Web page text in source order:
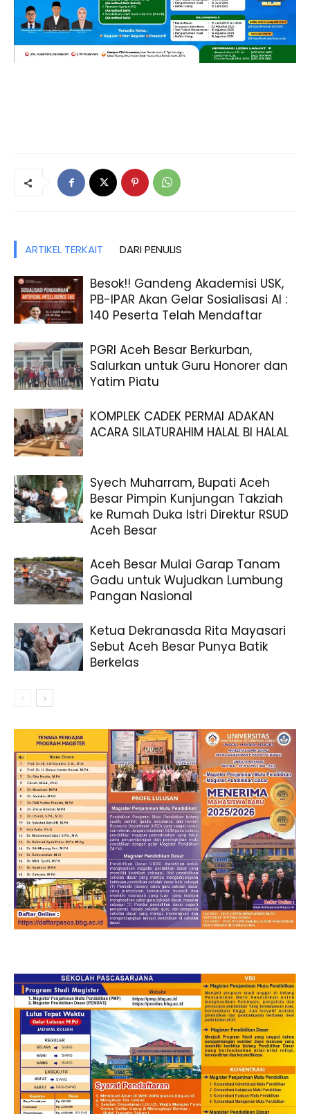
ARTIKEL TERKAIT DARI PENULIS
Besok!! Gandeng Akademisi USK,
PB-IPAR Akan Gelar Sosialisasi AI :
140 Peserta Telah Mendaftar
PGRI Aceh Besar Berkurban,
Salurkan untuk Guru Honorer dan
Yatim Piatu
KOMPLEK CADEK PERMAI ADAKAN
ACARA SILATURAHIM HALAL BI HALAL
Syech Muharram, Bupati Aceh
Besar Pimpin Kunjungan Takziah
ke Rumah Duka Istri Direktur RSUD
Aceh Besar
Aceh Besar Mulai Garap Tanam
Gadu untuk Wujudkan Lumbung
Pangan Nasional
Ketua Dekranasda Rita Mayasari
Sebut Aceh Besar Punya Batik
Berkelas